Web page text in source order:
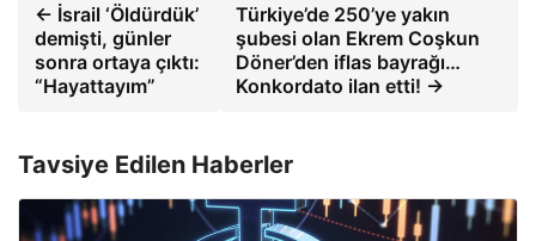
← İsrail ‘Öldürdük’
demişti, günler
sonra ortaya çıktı:
“Hayattayım”
Türkiye’de 250’ye yakın
şubesi olan Ekrem Coşkun
Döner’den iflas bayrağı…
Konkordato ilan etti! →
Tavsiye Edilen Haberler